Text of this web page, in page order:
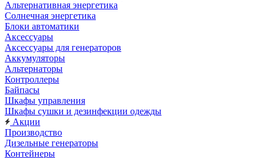
Альтернативная энергетика
Солнечная энергетика
Блоки автоматики
Аксессуары
Аксессуары для генераторов
Аккумуляторы
Альтернаторы
Контроллеры
Байпасы
Шкафы управления
Шкафы сушки и дезинфекции одежды
Акции
Производство
Дизельные генераторы
Контейнеры